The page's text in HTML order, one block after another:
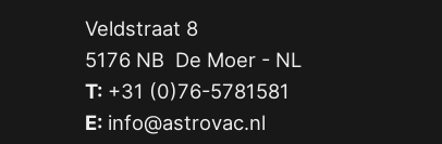
Veldstraat 8
5176 NB De Moer - NL
T: +31 (0)76-5781581
E: info@astrovac.nl